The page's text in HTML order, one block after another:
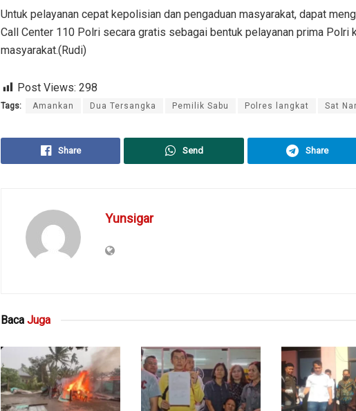
Untuk pelayanan cepat kepolisian dan pengaduan masyarakat, dapat
Call Center 110 Polri secara gratis sebagai bentuk pelayanan prima Polri
masyarakat.(Rudi)
Post Views: 298
Tags: Amankan Dua Tersangka Pemilik Sabu Polres langkat Sat
Share Send Share
Yunsigar
Baca Juga